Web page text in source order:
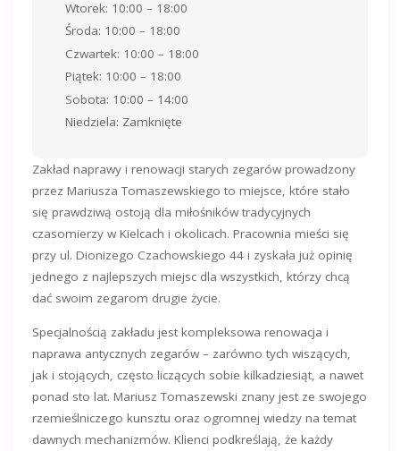
Wtorek: 10:00 – 18:00
Środa: 10:00 – 18:00
Czwartek: 10:00 – 18:00
Piątek: 10:00 – 18:00
Sobota: 10:00 – 14:00
Niedziela: Zamknięte
Zakład naprawy i renowacji starych zegarów prowadzony
przez Mariusza Tomaszewskiego to miejsce, które stało
się prawdziwą ostoją dla miłośników tradycyjnych
czasomierzy w Kielcach i okolicach. Pracownia mieści się
przy ul. Dionizego Czachowskiego 44 i zyskała już opinię
jednego z najlepszych miejsc dla wszystkich, którzy chcą
dać swoim zegarom drugie życie.
Specjalnością zakładu jest kompleksowa renowacja i
naprawa antycznych zegarów – zarówno tych wiszących,
jak i stojących, często liczących sobie kilkadziesiąt, a nawet
ponad sto lat. Mariusz Tomaszewski znany jest ze swojego
rzemieślniczego kunsztu oraz ogromnej wiedzy na temat
dawnych mechanizmów. Klienci podkreślają, że każdy